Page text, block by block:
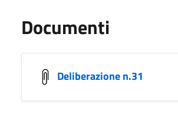
Documenti
Deliberazione n.31